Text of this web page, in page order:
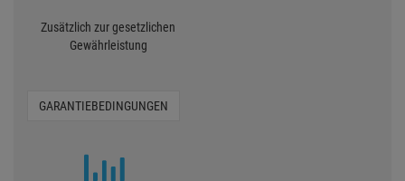
Zusätzlich zur gesetzlichen
Gewährleistung
GARANTIEBEDINGUNGEN